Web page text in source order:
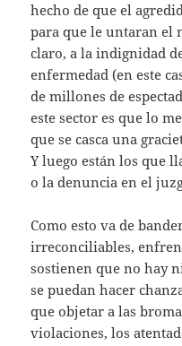
hecho de que el
para que le untaran el
claro, a la indignidad
enfermedad (en este
de millones de
este sector es que lo
que se casca una
Y luego están los que
o la denuncia en el
Como esto va de
irreconciliables,
sostienen que no hay
se puedan hacer
que objetar a las
violaciones, los